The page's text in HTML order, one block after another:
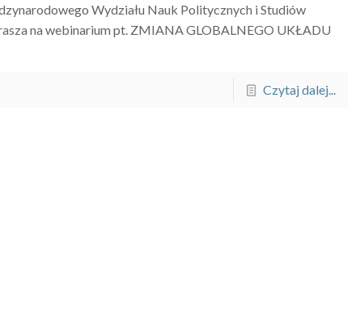
Wydziału Nauk Politycznych i Studiów
na webinarium pt. ZMIANA GLOBALNEGO UKŁADU
Czytaj dalej...